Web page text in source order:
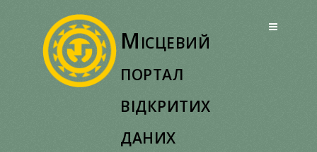
Місцевий
портал
відкритих
даних